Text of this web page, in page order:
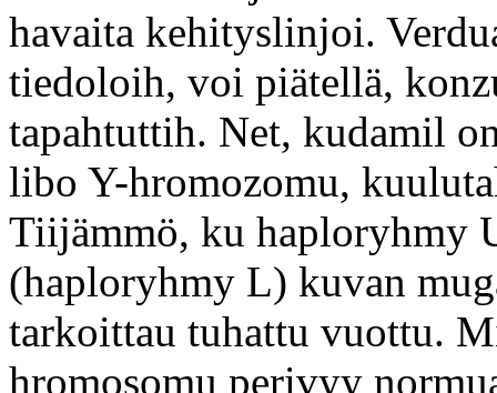
havaita kehityslinjoi.
tiedoloih, voi piätellä,
tapahtuttih. Net, kudamil
libo Y-hromozomu,
Tiijämmö, ku haploryhmy
(haploryhmy L) kuvan
tarkoittau tuhattu vuottu.
hromosomu perivyy